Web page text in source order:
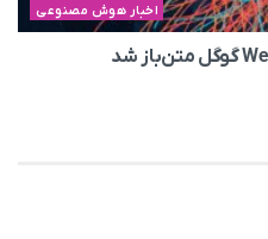
اخبار هوش مصنوعی